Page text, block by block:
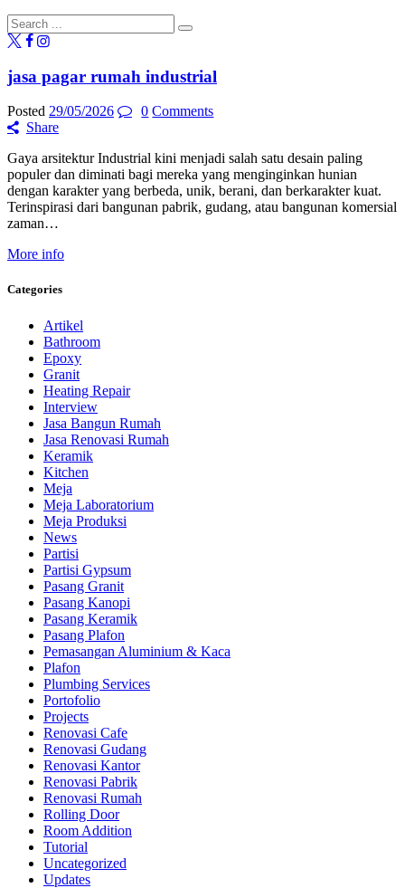
jasa pagar rumah industrial
Posted 29/05/2026 0 Comments
Share
Gaya arsitektur Industrial kini menjadi salah satu desain paling
populer dan diminati bagi mereka yang menginginkan hunian
dengan karakter yang berbeda, unik, berani, dan berkarakter kuat.
Terinspirasi dari bangunan pabrik, gudang, atau bangunan komersial
zaman…
More info
Categories
Artikel
Bathroom
Epoxy
Granit
Heating Repair
Interview
Jasa Bangun Rumah
Jasa Renovasi Rumah
Keramik
Kitchen
Meja
Meja Laboratorium
Meja Produksi
News
Partisi
Partisi Gypsum
Pasang Granit
Pasang Kanopi
Pasang Keramik
Pasang Plafon
Pemasangan Aluminium & Kaca
Plafon
Plumbing Services
Portofolio
Projects
Renovasi Cafe
Renovasi Gudang
Renovasi Kantor
Renovasi Pabrik
Renovasi Rumah
Rolling Door
Room Addition
Tutorial
Uncategorized
Updates